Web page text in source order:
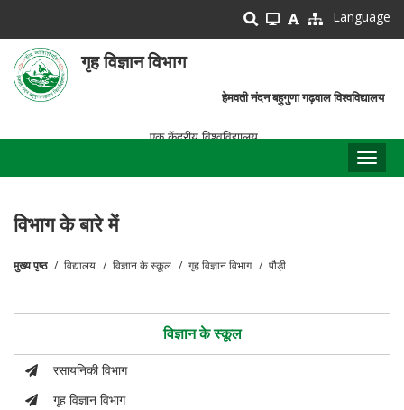
main
content
Language
गृह विज्ञान विभाग
हेमवती नंदन बहुगुणा गढ़वाल विश्वविद्यालय
एक केंद्रीय विश्वविद्यालय
विभाग के बारे में
मुख्य पृष्ठ विद्यालय विज्ञान के स्कूल गृह विज्ञान विभाग पौड़ी
विज्ञान के स्कूल
रसायनिकी विभाग
गृह विज्ञान विभाग